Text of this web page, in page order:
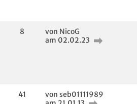
8
von NicoG
am 02.02.23
41
von seb01111989